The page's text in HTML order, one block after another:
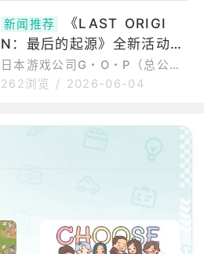
新活动剧情外，亦新增战斗员
「B-11夜天使」全新造型，并同
步推出全球服务纪念SALE，以及
「末
G《LASTORIGIN：最后的起
源》（iOS／Android／Windo
wsPC）于今日完成更新，推出
全新战斗员「暗泪之泽梅」、多
款MissOrca特别造型，以及活
新娘》第二部内容。此外，高难
度挑战玩法「全力战」第7赛季也
已正式开幕。【以下内容为厂商
新闻推荐
《LAST ORIGI
N：最后的起源》全新活动剧
情「～正妻战争～奥尔卡的新
娘」第一部正式开幕
日本游戏公司G・O・P（总公
司：东京都新宿区／代表取缔役
STORIGIN：最后的起源》（iO
S／Android／WindowsPC）已
于2026年6月4日（四）完成更
「～正妻战争～奥尔卡的新娘」
第一部。此外，2025MissOrca
冠军纪念造型、全新角色礼包等
内容也同步登场。【以下内容为
262浏览 / 2026-06-04